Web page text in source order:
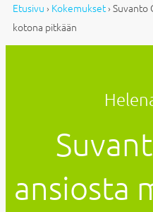
Etusivu › Kokemukset› Suvanto
kotona pitkään
ansiosta